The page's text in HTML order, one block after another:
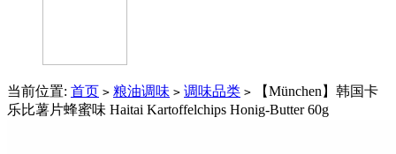
当前位置: 首页 > 粮油调味 > 调味品类 > 【München】韩国卡
乐比薯片蜂蜜味 Haitai Kartoffelchips Honig-Butter 60g